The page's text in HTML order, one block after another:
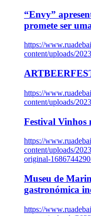
“Envy”
promete ser
https://
content/uploads/
https://
content/uploads/
Festival Vinhos
https://
content/uploads/
original-
Museu de
gastronómica
https://